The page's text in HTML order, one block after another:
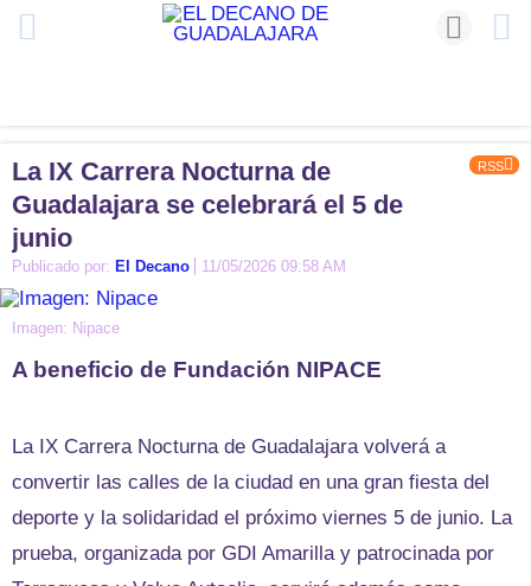
RSS
La IX Carrera Nocturna de
Guadalajara se celebrará el 5 de
junio
Publicado por: El Decano 11/05/2026 09:58 AM
Imagen: Nipace
A beneficio de Fundación NIPACE
La IX Carrera Nocturna de Guadalajara volverá a
convertir las calles de la ciudad en una gran fiesta del
deporte y la solidaridad el próximo viernes 5 de junio. La
prueba, organizada por GDI Amarilla y patrocinada por